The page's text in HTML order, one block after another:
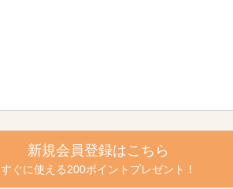
新規会員登録はこちら
すぐに使える200ポイントプレゼント！